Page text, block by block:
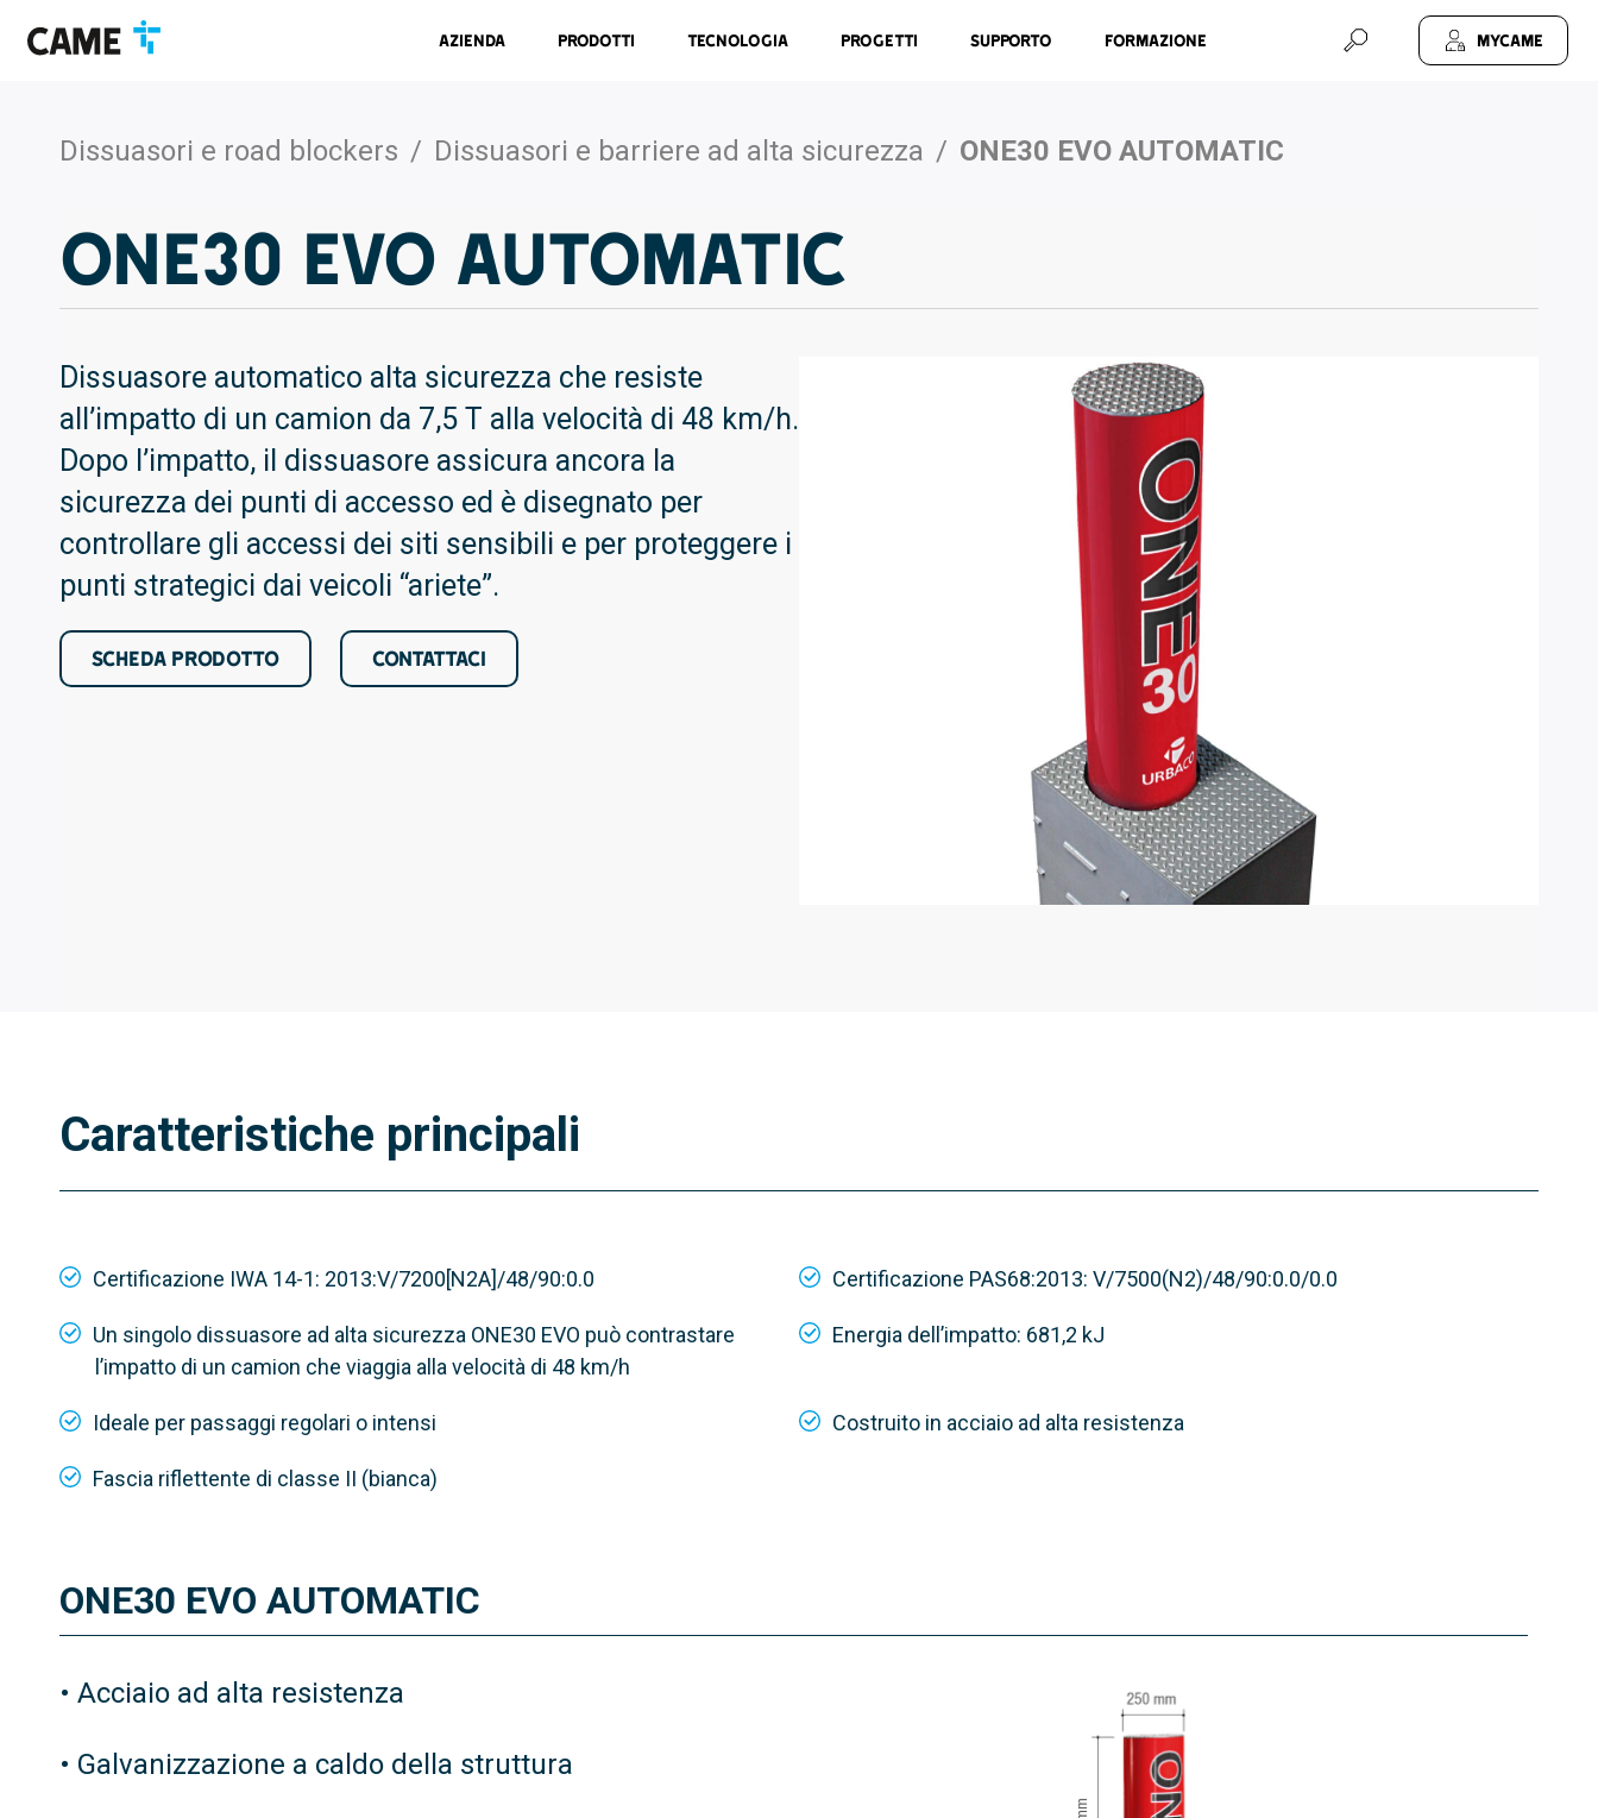
barra
contenuto
footer
Azienda Prodotti Tecnologia Progetti Supporto Formazione MyCAME
Dissuasori e road blockers / Dissuasori e barriere ad alta sicurezza / ONE30 EVO AUTOMATIC
ONE30 EVO AUTOMATIC
Dissuasore automatico alta sicurezza che resiste
all’impatto di un camion da 7,5 T alla velocità di 48 km/h.
Dopo l’impatto, il dissuasore assicura ancora la
sicurezza dei punti di accesso ed è disegnato per
controllare gli accessi dei siti sensibili e per proteggere i
punti strategici dai veicoli “ariete”.
SCHEDA PRODOTTO CONTATTACI
Caratteristiche principali
Certificazione IWA 14-1: 2013:V/7200[N2A]/48/90:0.0 Certificazione PAS68:2013: V/7500(N2)/48/90:0.0/0.0
Un singolo dissuasore ad alta sicurezza ONE30 EVO può contrastare
l’impatto di un camion che viaggia alla velocità di 48 km/h
Energia dell’impatto: 681,2 kJ
Ideale per passaggi regolari o intensi Costruito in acciaio ad alta resistenza
Fascia riflettente di classe II (bianca)
ONE30 EVO AUTOMATIC
• Acciaio ad alta resistenza
• Galvanizzazione a caldo della struttura